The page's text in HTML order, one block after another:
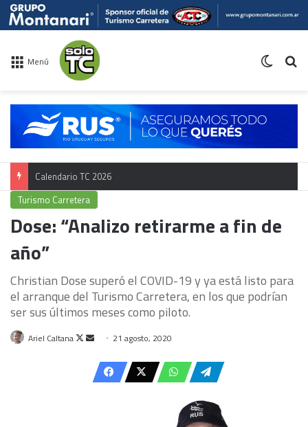
Menú
Calendario TC 2026
Turismo Carretera
Dose: “Analizo retirarme a fin de
año”
Christian Dose superó el COVID-19 y ya está listo para
el arranque del Turismo Carretera, en los que podrían
ser sus últimos meses como piloto.
Ariel Caltana
Follow
Send
email
21 agosto, 2020